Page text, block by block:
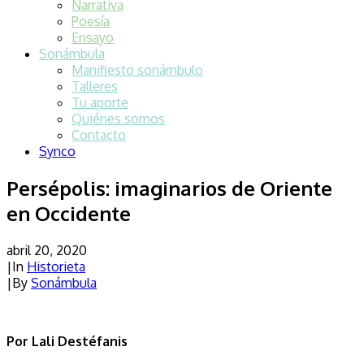
Narrativa
Poesía
Ensayo
Sonámbula
Manifiesto sonámbulo
Talleres
Tu aporte
Quiénes somos
Contacto
Synco
Persépolis: imaginarios de Oriente
en Occidente
abril 20, 2020
|In Historieta
|By Sonámbula
Por Lali Destéfanis